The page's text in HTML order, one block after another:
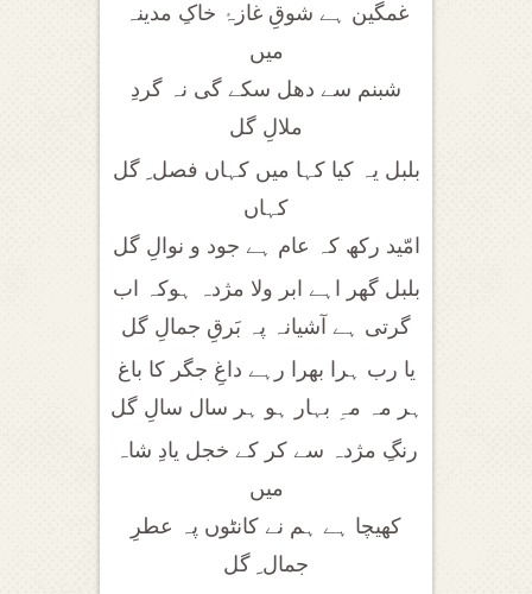
غمگین ہے شوقِ غازۂ خاکِ مدینہ
میں
شبنم سے دھل سکے گی نہ گردِ
ملالِ گل
بلبل یہ کیا کہا میں کہاں فصل ِ گل
کہاں
امّید رکھ کہ عام ہے جود و نوالِ گل
بلبل گھر اہے ابر ولا مژدہ ہوکہ اب
گرتی ہے آشیانہ پہ بَرقِ جمالِ گل
یا رب ہرا بھرا رہے داغِ جگر کا باغ
ہر مہ مہِ بہار ہو ہر سال سالِ گل
رنگِ مژدہ سے کر کے خجل یادِ شاہ
میں
کھیچا ہے ہم نے کانٹوں پہ عطرِ
جمال ِ گل